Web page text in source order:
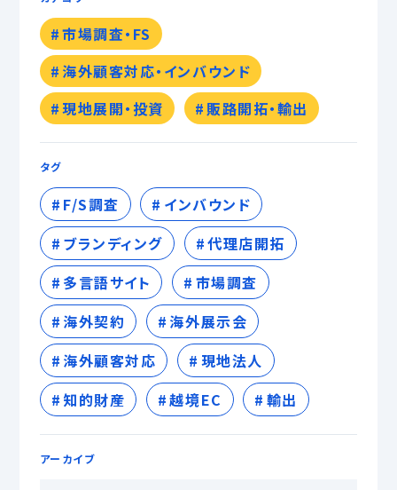
市場調査・FS
海外顧客対応・インバウンド
現地展開・投資
販路開拓・輸出
タグ
F/S調査
インバウンド
ブランディング
代理店開拓
多言語サイト
市場調査
海外契約
海外展示会
海外顧客対応
現地法人
知的財産
越境EC 輸出
アーカイブ